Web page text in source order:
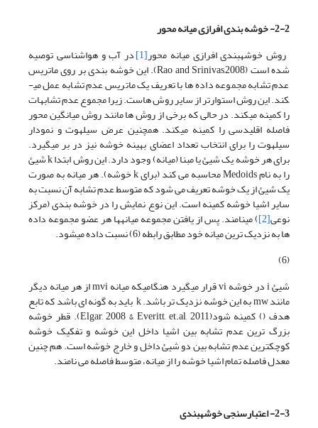
2-2- خوشه بندی افرازی میانه محور
روش خوشه­بندی افرازی میانه محور[1] در آب و هواشناسی توصیه
شده است (Rao and­ Srinivas,2008). این خوشه بندی بر روی ماتریس
عدم تشابه مجموعه داده ها با تعریف یک ماتریس عدم تشابه عمل می­
کند. این روش استوارتر از سایر روش هاست. زیرا مجموع عدم تشابهات
را کمینه می­کند. در حالی که برخی از روش ها مانند روش میانگین محور
فاصله اقلیدسی را کمینه می­کند. همچنین عرض سیلهوت و نمودار
سیلهوت را برای انتخاب تعداد اعضای بهینه خوشه نیز در بر می­گیرد.
برای هر خوشه یک شیئ یا مبنا (میانه) وجود دارد. این روش ابتدا k شیئ
را به نام Medoids محاسبه می کند (برای k خوشه). هر میانه به صورت
یک شیئ از یک خوشه تعریف می شود که متوسط عدم تشابه آن نسبت به
سایر اشیا خوشه کمینه است. این نوع نمایش را در خوشه بندی (مرکز
نوعی[2] ) می­نامند. پس از یافتن مجموعه میانه­ها هر عضو مجموعه داده
ها به نزدیک ترین میانه خود مطابق رابطه (6) نسبت داده می­شود.
(6)
شیئ i در خوشه vi قرار می­گیرد هنگامیکه میانه mvi از هر میانه دیگر
مانند mw به این خوشه نزدیک تر باشد. k باید به گونه ای باشد که تابع
هدف () کمینه شود(Elgar, 2008 & Everitt, et.al, 2011). قطر خوشه
بزرگ ترین عدم تشابه بین اشیا داخل این خوشه و تفکیک خوشه
کوچکترین عدم تشابه بین دو شیئ داخل و خارج خوشه است. هم چنین
معدل فاصله تمام اشیا خوشه را از میانه، متوسط فاصله می نامند.
2-3- اعتبارسنجی خوشه­بندی